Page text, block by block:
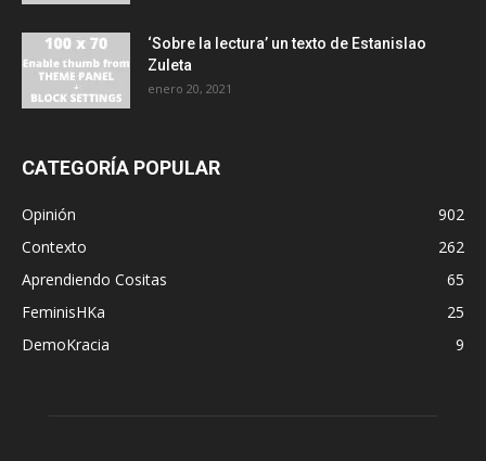
‘Sobre la lectura’ un texto de Estanislao
Zuleta
enero 20, 2021
CATEGORÍA POPULAR
Opinión
902
Contexto
262
Aprendiendo Cositas
65
FeminisHKa
25
DemoKracia
9